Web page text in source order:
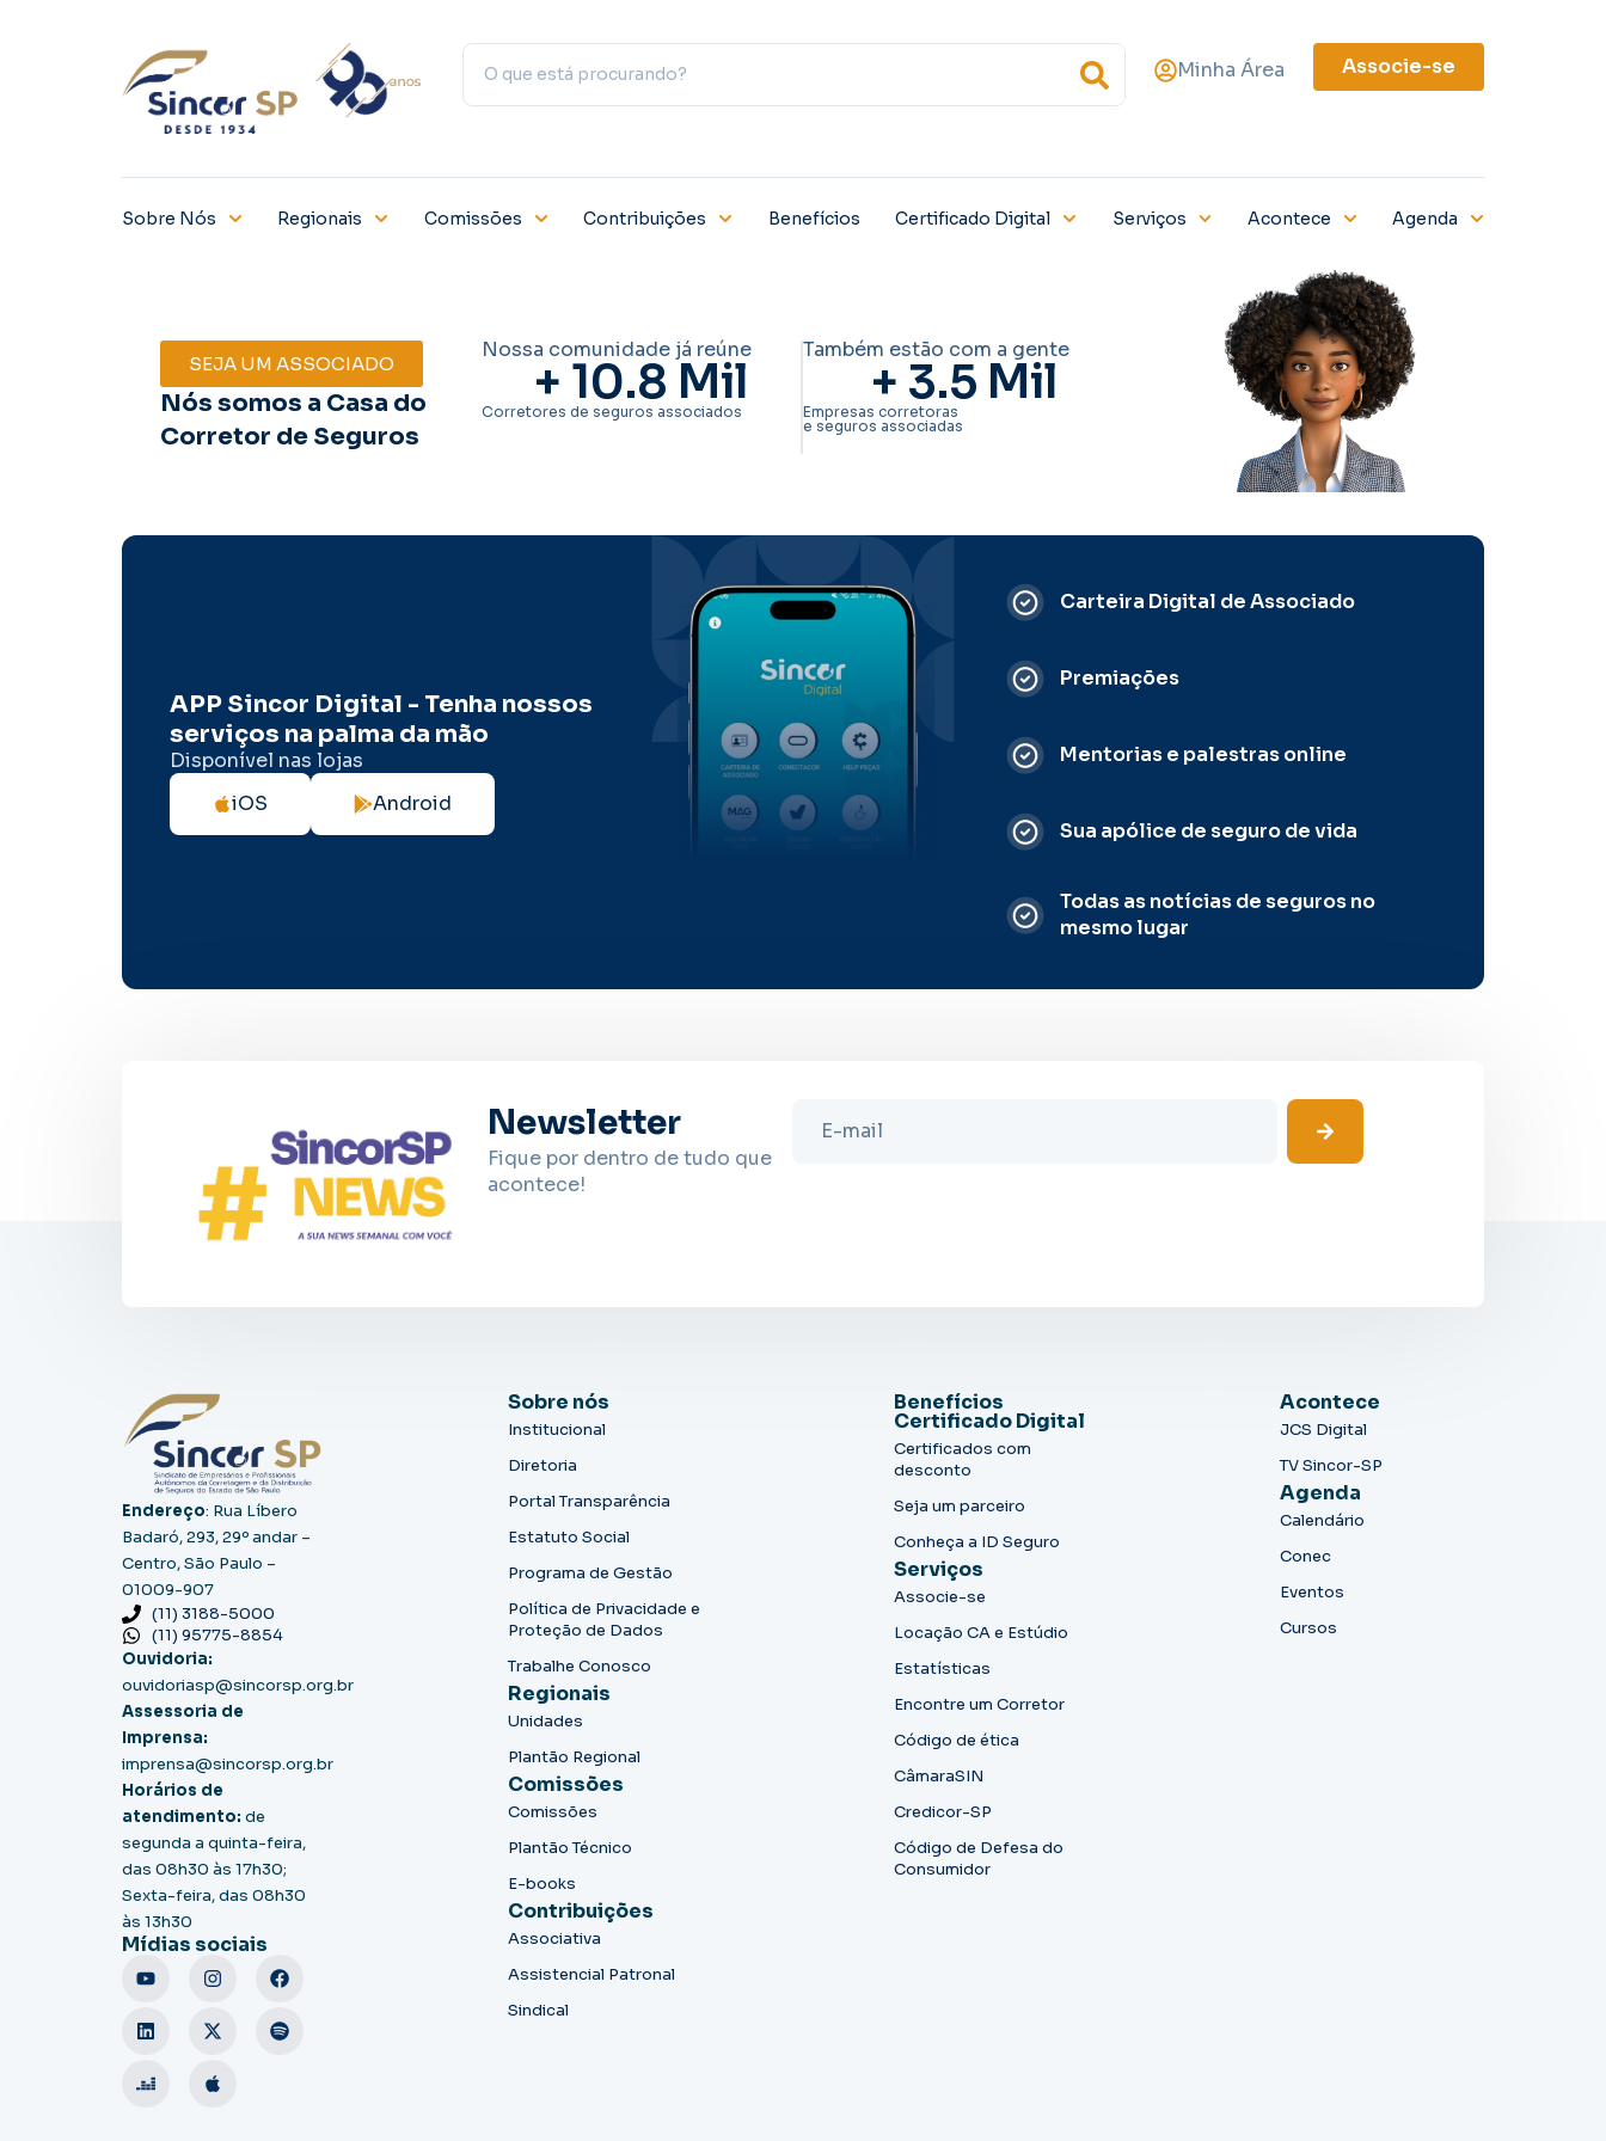
Minha Área Associe-se
Sobre Nós Regionais Comissões Contribuições Benefícios Certificado Digital Serviços Acontece Agenda
SEJA UM ASSOCIADO
Nós somos a Casa do
Corretor de Seguros
Nossa comunidade já reúne
+ 10.8 Mil
Corretores de seguros associados
Também estão com a gente
+ 3.5 Mil
Empresas corretoras
e seguros associadas
APP Sincor Digital - Tenha nossos
serviços na palma da mão
Disponível nas lojas
iOS
Android
Carteira Digital de Associado
Premiações
Mentorias e palestras online
Sua apólice de seguro de vida
Todas as notícias de seguros no
mesmo lugar
Newsletter
Fique por dentro de tudo que
acontece!
Endereço: Rua Líbero
Badaró, 293, 29º andar –
Centro, São Paulo –
01009-907
(11) 3188-5000
(11) 95775-8854
Ouvidoria:
ouvidoriasp@sincorsp.org.br
Assessoria de
Imprensa:
imprensa@sincorsp.org.br
Horários de
atendimento: de
segunda a quinta-feira,
das 08h30 às 17h30;
Sexta-feira, das 08h30
às 13h30
Mídias sociais
Sobre nós
Institucional
Diretoria
Portal Transparência
Estatuto Social
Programa de Gestão
Política de Privacidade e
Proteção de Dados
Trabalhe Conosco
Regionais
Unidades
Plantão Regional
Comissões
Comissões
Plantão Técnico
E-books
Contribuições
Associativa
Assistencial Patronal
Sindical
Benefícios
Certificado Digital
Certificados com
desconto
Seja um parceiro
Conheça a ID Seguro
Serviços
Associe-se
Locação CA e Estúdio
Estatísticas
Encontre um Corretor
Código de ética
CâmaraSIN
Credicor-SP
Código de Defesa do
Consumidor
Acontece
JCS Digital
TV Sincor-SP
Agenda
Calendário
Conec
Eventos
Cursos